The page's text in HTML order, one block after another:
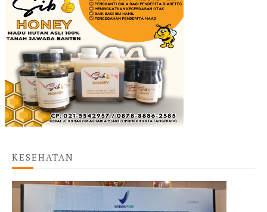
KESEHATAN